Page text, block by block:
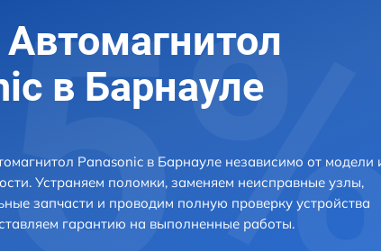
в Барнауле
Panasonic в Барнауле независимо от модели
Устраняем поломки, заменяем неисправные узлы,
запчасти и проводим полную проверку устройства
гарантию на выполненные работы.